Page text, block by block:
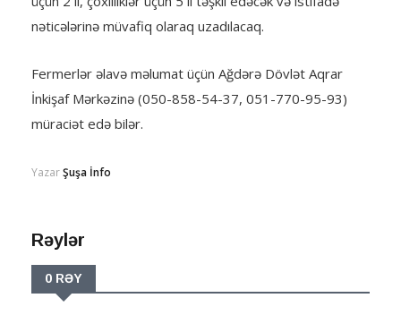
nəticələrinə müvafiq olaraq uzadılacaq.
Fermerlər əlavə məlumat üçün Ağdərə Dövlət Aqrar
İnkişaf Mərkəzinə (050-858-54-37, 051-770-95-93)
müraciət edə bilər.
YazarŞuşa İnfo
Rəylər
0 RƏY